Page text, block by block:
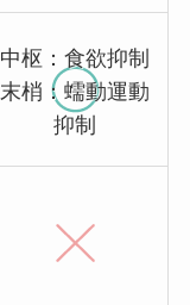
中枢：食欲抑制
末梢：蠕動運動
抑制